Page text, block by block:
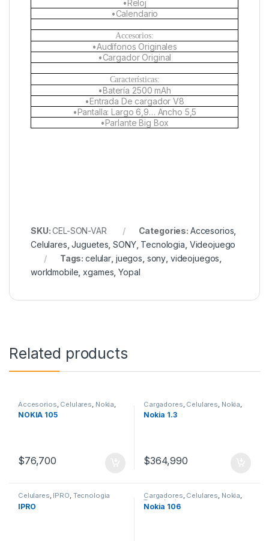
•Reloj
•Calendario
Accesorios:
•Audífonos Originales
•Cargador Original
Características:
•Batería 2500 mAh
•Entrada De cargador V8
•Pantalla: Largo 6,9… Ancho 5,5
•Parlante Big Box
SKU:CEL-SON-VAR Categories: Accesorios
Celulares ,Juguetes ,SONY, Tecnologia Videojuego
Tags:celular juegos sony videojuegos
worldmobile ,xgames ,Yopal
Related products
Accesorios Celulares Nokia
Tecnologia
NOKIA 105
$76,700
Cargadores Celulares Nokia
Tecnologia
Nokia 1.3
$364,990
Celulares, IPRO, Tecnologia
IPRO
Cargadores, Celulares, Nokia,
Tecnologia
Nokia 106